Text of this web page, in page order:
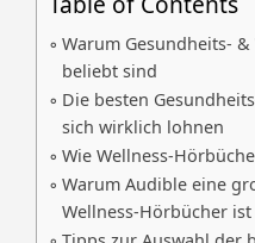
Warum Gesundheits-
beliebt sind
Die besten
sich wirklich lohnen
Wie Wellness-
Warum Audible eine
Wellness-Hörbücher ist